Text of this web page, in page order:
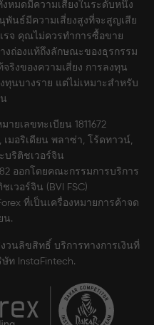
หมดมีความเสี่ยงในระดับหนึ่ง
นธ์มีความเสี่ยงสูงที่จะสูญเสีย
เรจ คุณไม่ควรทำการซื้อขาย
งถ่องแท้ถึงลักษณะของธุรกรรม
ริงของความเสี่ยง การลงทุน
ทุนบางราย แต่ไม่เหมาะสำหรับ
ยเลขทะเบียน 1811672
มอริเดียน พลาซ่า, โร้ดทาวน์,
บริติชเวอร์จิน
ออกโดยคณะกรรมการบริการ
เวอร์จิน (BVI FSC)
ที่เป็นเครื่องหมายการค้าจด
น.
วนลิขสิทธิ์ บริการทางการเงินที่
ท InstaFintech.